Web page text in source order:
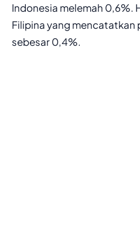
Indonesia melemah 0,6%.
Filipina yang mencatatkan
sebesar 0,4%.